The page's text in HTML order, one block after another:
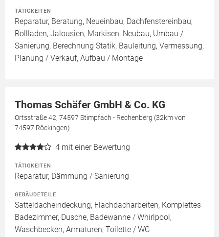
TÄTIGKEITEN
Reparatur, Beratung, Neueinbau, Dachfenstereinbau,
Rollläden, Jalousien, Markisen, Neubau, Umbau /
Sanierung, Berechnung Statik, Bauleitung, Vermessung,
Planung / Verkauf, Aufbau / Montage
Thomas Schäfer GmbH & Co. KG
Ortsstraße 42, 74597 Stimpfach - Rechenberg (32km von
74597 Röckingen)
4 mit einer Bewertung
TÄTIGKEITEN
Reparatur, Dämmung / Sanierung
GEBÄUDETEILE
Satteldacheindeckung, Flachdacharbeiten, Komplettes
Badezimmer, Dusche, Badewanne / Whirlpool,
Waschbecken, Armaturen, Toilette / WC